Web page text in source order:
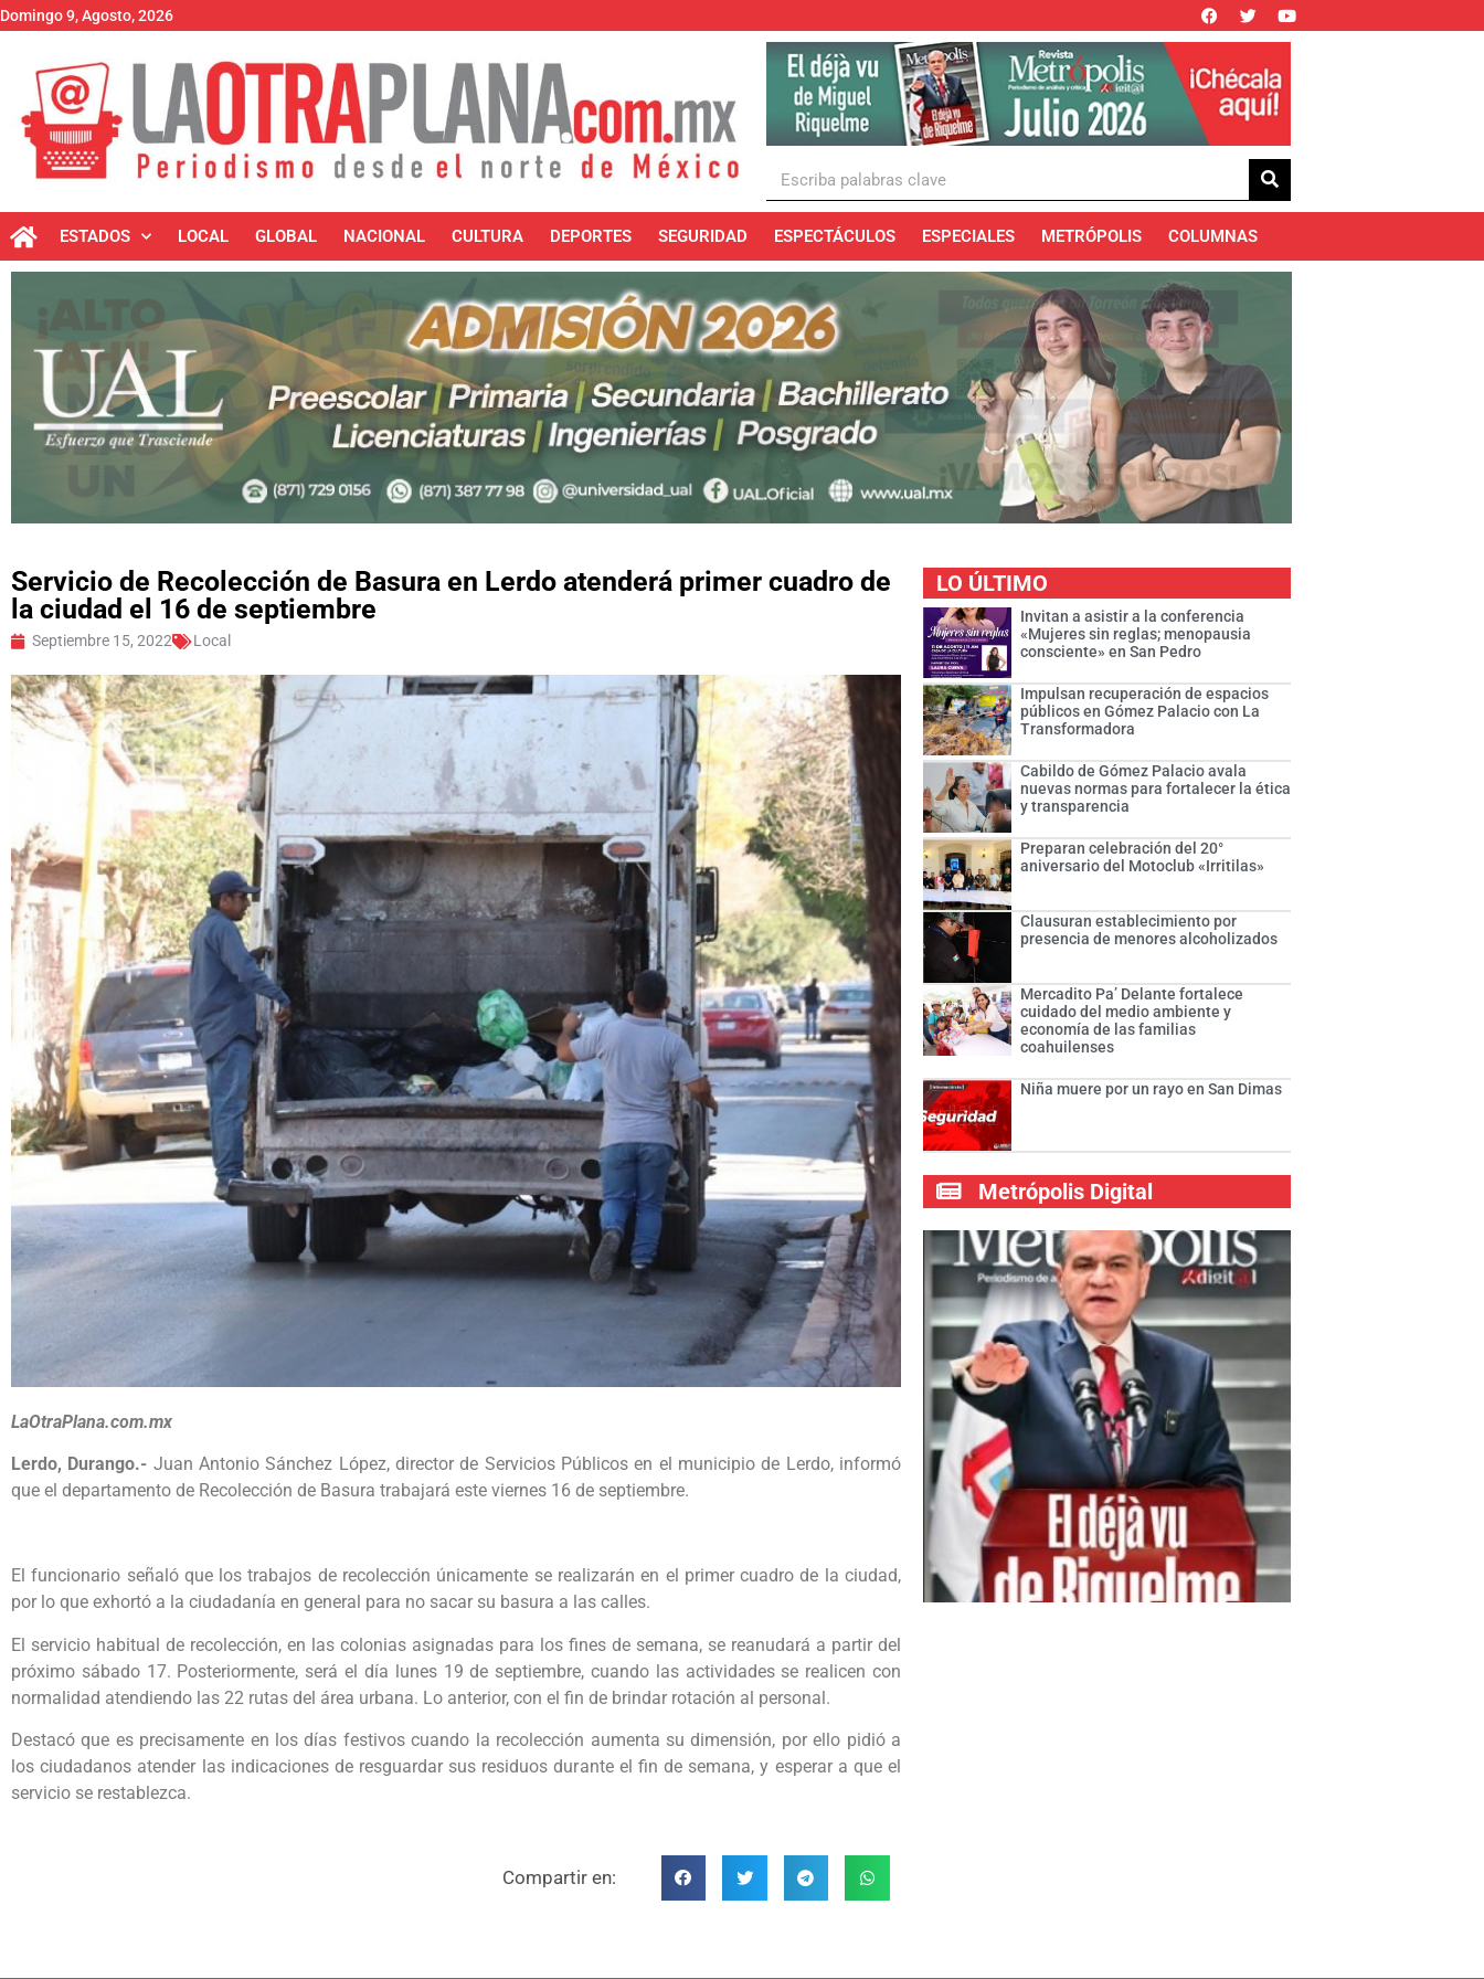
Domingo 9, Agosto, 2026
ESTADOS LOCAL GLOBAL NACIONAL CULTURA DEPORTES SEGURIDAD ESPECTÁCULOS ESPECIALES METRÓPOLIS COLUMNAS
Servicio de Recolección de Basura en Lerdo atenderá primer cuadro de
la ciudad el 16 de septiembre
Septiembre 15, 2022 Local
LaOtraPlana.com.mx
Lerdo, Durango.- Juan Antonio Sánchez López, director de Servicios Públicos en el municipio de Lerdo, informó
que el departamento de Recolección de Basura trabajará este viernes 16 de septiembre.
El funcionario señaló que los trabajos de recolección únicamente se realizarán en el primer cuadro de la ciudad,
por lo que exhortó a la ciudadanía en general para no sacar su basura a las calles.
El servicio habitual de recolección, en las colonias asignadas para los fines de semana, se reanudará a partir del
próximo sábado 17. Posteriormente, será el día lunes 19 de septiembre, cuando las actividades se realicen con
normalidad atendiendo las 22 rutas del área urbana. Lo anterior, con el fin de brindar rotación al personal.
Destacó que es precisamente en los días festivos cuando la recolección aumenta su dimensión, por ello pidió a
los ciudadanos atender las indicaciones de resguardar sus residuos durante el fin de semana, y esperar a que el
servicio se restablezca.
Compartir en:
LO ÚLTIMO
Invitan a asistir a la conferencia
«Mujeres sin reglas; menopausia
consciente» en San Pedro
Impulsan recuperación de espacios
públicos en Gómez Palacio con La
Transformadora
Cabildo de Gómez Palacio avala
nuevas normas para fortalecer la ética
y transparencia
Preparan celebración del 20°
aniversario del Motoclub «Irritilas»
Clausuran establecimiento por
presencia de menores alcoholizados
Mercadito Pa’ Delante fortalece
cuidado del medio ambiente y
economía de las familias
coahuilenses
Niña muere por un rayo en San Dimas
Metrópolis Digital